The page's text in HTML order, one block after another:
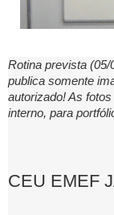
Rotina prevista
publica somente
autorizado! As
interno, para
CEU EMEF